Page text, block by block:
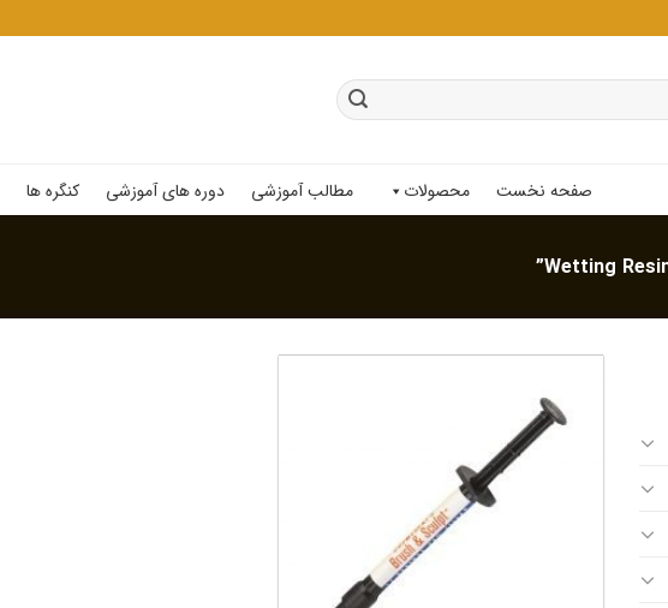
صفحه نخست محصولات مطالب آموزشی دوره های آموزشی کنگره ها